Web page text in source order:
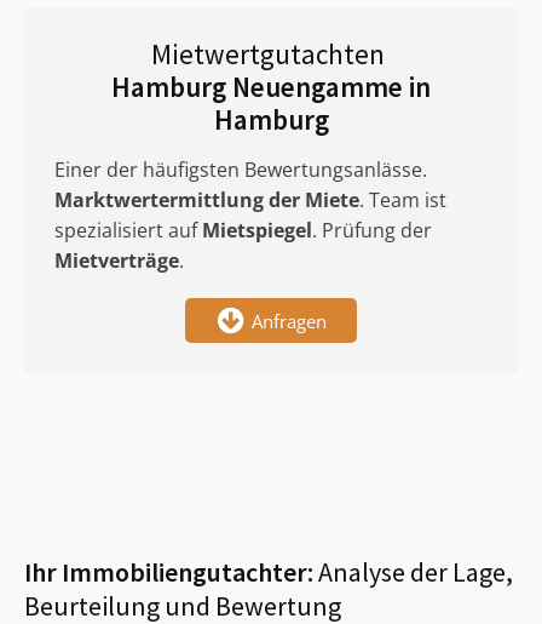
Mietwertgutachten
Hamburg Neuengamme in
Hamburg
Einer der häufigsten Bewertungsanlässe.
Marktwertermittlungder Miete. Team ist
spezialisiert aufMietspiegel. Prüfung der
Mietverträge.
Anfragen
Ihr Immobiliengutachter:Analyse der Lage,
Beurteilung und Bewertung